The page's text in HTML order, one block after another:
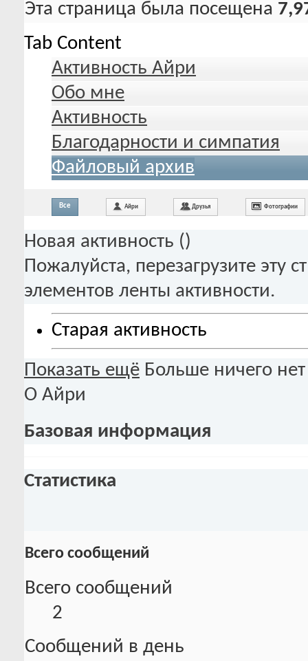
Эта страница была посещена
Tab Content
Активность Айри
Обо мне
Активность
Благодарности и симпатия
Файловый архив
Все Айри Друзья Фотографии
Новая активность ()
Пожалуйста, перезагрузите эту
элементов ленты активности.
Старая активность
Показать ещё Больше ничего нет
О Айри
Базовая информация
Статистика
Всего сообщений
Всего сообщений
2
Сообщений в день